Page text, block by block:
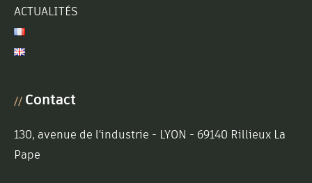
ACTUALITÉS
// Contact
130, avenue de l'industrie - LYON - 69140 Rillieux La
Pape